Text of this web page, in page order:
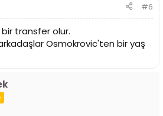
#6
transfer olur.
Osmokrovic'ten bir yaş